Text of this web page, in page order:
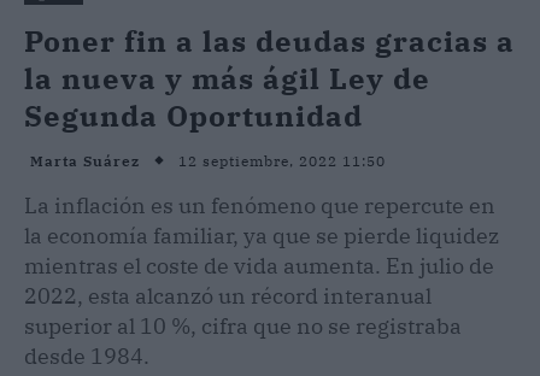
Poner fin a las deudas gracias a
la nueva y más ágil Ley de
Segunda Oportunidad
Marta Suárez 12 septiembre, 2022 11:50
La inflación es un fenómeno que repercute en
la economía familiar, ya que se pierde liquidez
mientras el coste de vida aumenta. En julio de
2022, esta alcanzó un récord interanual
superior al 10 %, cifra que no se registraba
desde 1984.